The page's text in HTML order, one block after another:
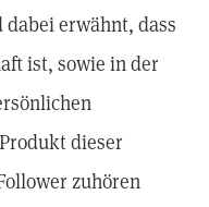
erwähnt, dass
ist, sowie in der
dieser
zuhören